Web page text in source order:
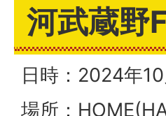
河武蔵野
日時：2024年
場所：